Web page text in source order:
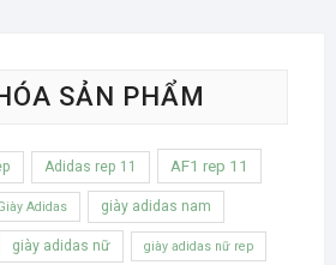
SẢN PHẨM
Adidas rep 11 AF1 rep 11
Adidas giày adidas nam
giày adidas nữ giày adidas nữ rep